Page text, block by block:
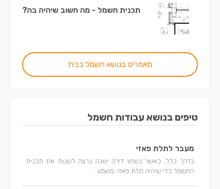
תכנית חשמל - מה חשוב שיהיה בה?
מאמרים בנושא חשמל בבית
טיפים בנושא עבודות חשמל
מעבר לתלת פאזי
בדרך כלל, כאשר נשפץ דירה ישנה נרצה לשנות את תכנית
החשמל כדי שיהיה תלת פאזי. משמע...